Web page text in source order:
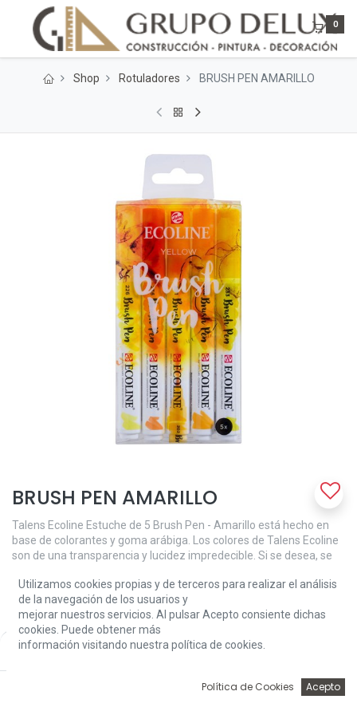
Price:
Add to Cart
0
Shop Rotuladores BRUSH PEN AMARILLO
BRUSH PEN AMARILLO
Talens Ecoline Estuche de 5 Brush Pen - Amarillo está hecho en
base de colorantes y goma arábiga. Los colores de Talens Ecoline
son de una transparencia y lucidez impredecible. Si se desea, se
con agua o con el Brush Pen blender (mezclador para rotulador
pincel). Para conservar bien los colores, se aconseja guardar las
obras en una carpeta. La fórmula concentrada de Talens Ecoline
de los Brush Pen compagina perfectamente con la Ecoline de los
frascos. Con el Brush Pen blender (mezclador para rotulador
deslavados y transiciones de colores. Si se te olvida tapar el Brush
Pen, no hay problema: la punta vuelve a su estado original
Utilizamos cookies propias y de terceros para realizar el análisis
de la navegación de los usuarios y
mejorar nuestros servicios. Al pulsar Acepto consiente dichas
cookies. Puede obtener más
información visitando nuestra política de cookies.
Política de Cookies Acepto